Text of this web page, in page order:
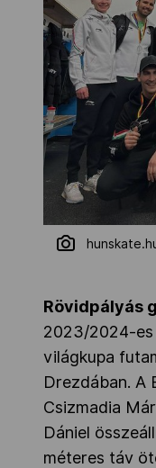
Rövidpályás
2023/2024-es
világkupa
Drezdában. A
Csizmadia
Dániel
méteres táv